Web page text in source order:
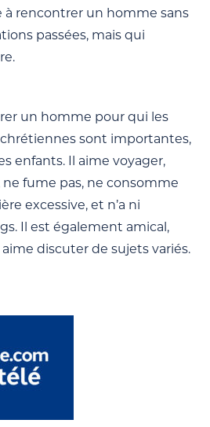
à rencontrer un homme sans
passées, mais qui
un homme pour qui les
sont importantes,
enfants. Il aime voyager,
fume pas, ne consomme
excessive, et n’a ni
Il est également amical,
discuter de sujets variés.